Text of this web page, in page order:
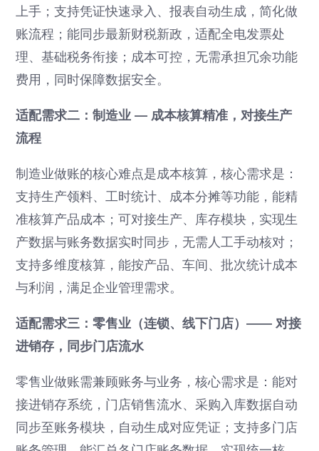
上手；支持凭证快速录入、报表自动生成，简化做
账流程；能同步最新财税新政，适配全电发票处
理、基础税务衔接；成本可控，无需承担冗余功能
费用，同时保障数据安全。
适配需求二：制造业 — 成本核算精准，对接生产
流程
制造业做账的核心难点是成本核算，核心需求是：
支持生产领料、工时统计、成本分摊等功能，能精
准核算产品成本；可对接生产、库存模块，实现生
产数据与账务数据实时同步，无需人工手动核对；
支持多维度核算，能按产品、车间、批次统计成本
与利润，满足企业管理需求。
适配需求三：零售业（连锁、线下门店）—— 对接
进销存，同步门店流水
零售业做账需兼顾账务与业务，核心需求是：能对
接进销存系统，门店销售流水、采购入库数据自动
同步至账务模块，自动生成对应凭证；支持多门店